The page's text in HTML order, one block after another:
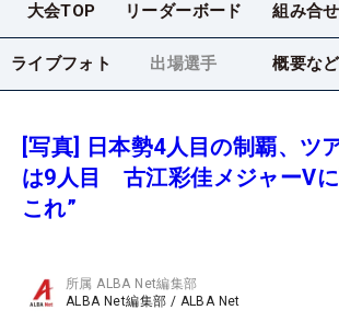
大会TOP リーダーボード 組み合せ
ライブフォト 出場選手 概要など
[写真] 日本勢4人目の制覇、ツ
は9人目 古江彩佳メジャーV
これ”
所属ALBA Net編集部
ALBA Net編集部 / ALBA Net